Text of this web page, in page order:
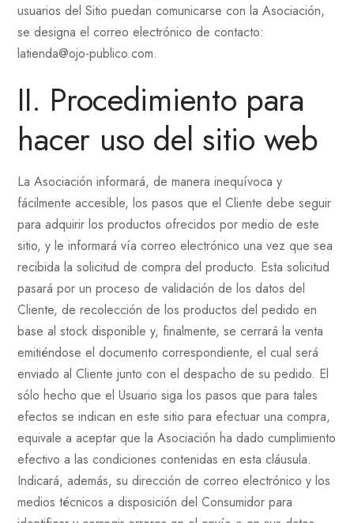
usuarios del Sitio puedan comunicarse con la Asociación,
se designa el correo electrónico de contacto:
latienda@ojo-publico.com.
II. Procedimiento para
hacer uso del sitio web
La Asociación informará, de manera inequívoca y
fácilmente accesible, los pasos que el Cliente debe seguir
para adquirir los productos ofrecidos por medio de este
sitio, y le informará vía correo electrónico una vez que sea
recibida la solicitud de compra del producto. Esta solicitud
pasará por un proceso de validación de los datos del
Cliente, de recolección de los productos del pedido en
base al stock disponible y, finalmente, se cerrará la venta
emitiéndose el documento correspondiente, el cual será
enviado al Cliente junto con el despacho de su pedido. El
sólo hecho que el Usuario siga los pasos que para tales
efectos se indican en este sitio para efectuar una compra,
equivale a aceptar que la Asociación ha dado cumplimiento
efectivo a las condiciones contenidas en esta cláusula.
Indicará, además, su dirección de correo electrónico y los
medios técnicos a disposición del Consumidor para